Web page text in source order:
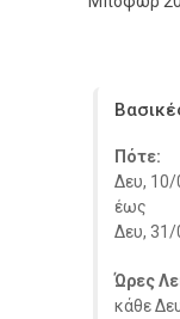
Πότε:
Δευ, 10/
έως
Δευ, 31/
Ώρες
κάθε